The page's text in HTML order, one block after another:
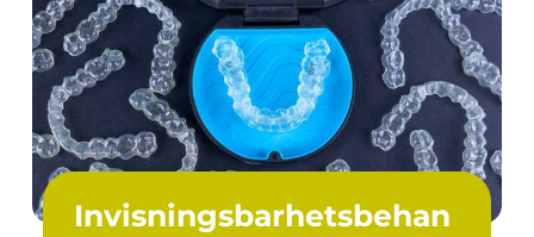
Invisningsbarhetsbehan